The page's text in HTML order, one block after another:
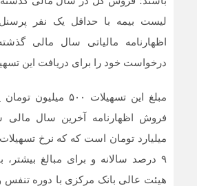
لیست بیمه با حداقل یک نفر
اظهارنامه مالیاتی سال مالی
درخواست خود را برای دریافت این
۹ درصد سالانه و برای مبالغ
هیئت عالی بانک مرکزی با دوره تنفس و